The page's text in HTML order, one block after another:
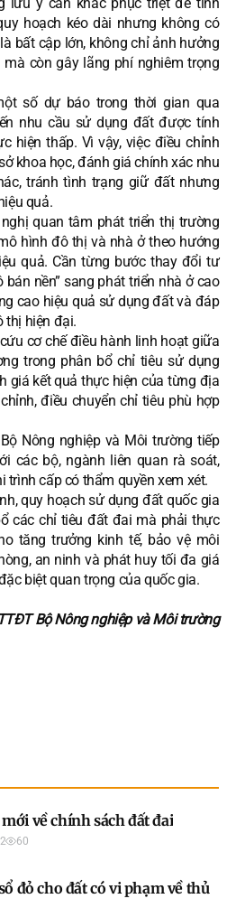
lưu ý cần khắc phục triệt để tình
hoạch kéo dài nhưng không có
bất cập lớn, không chỉ ảnh hưởng
còn gây lãng phí nghiêm trọng
số dự báo trong thời gian qua
nhu cầu sử dụng đất được tính
hiện thấp. Vì vậy, việc điều chỉnh
khoa học, đánh giá chính xác nhu
tránh tình trạng giữ đất nhưng
quả.
quan tâm phát triển thị trường
hình đô thị và nhà ở theo hướng
quả. Cần từng bước thay đổi tư
nền” sang phát triển nhà ở cao
cao hiệu quả sử dụng đất và đáp
thị hiện đại.
cơ chế điều hành linh hoạt giữa
trong phân bổ chỉ tiêu sử dụng
giá kết quả thực hiện của từng địa
điều chuyển chỉ tiêu phù hợp
Nông nghiệp và Môi trường tiếp
các bộ, ngành liên quan rà soát,
trình cấp có thẩm quyền xem xét.
quy hoạch sử dụng đất quốc gia
các chỉ tiêu đất đai mà phải thực
tăng trưởng kinh tế, bảo vệ môi
an ninh và phát huy tối đa giá
biệt quan trọng của quốc gia.
Bộ Nông nghiệp và Môi trường
về chính sách đất đai
60
đỏ cho đất có vi phạm về thủ